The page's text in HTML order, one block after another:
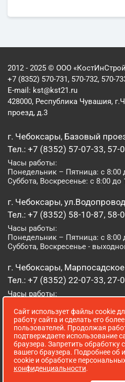
2012 - 2025 © ООО
+7 (8352) 570-731, 570-732, 570-
E-mail: kst@kst21.ru
428000, Республика Чувашия,
проезд, д.3
г. Чебоксары, Базовый
Тел.: +7 (8352) 57-07-33, 57-
Часы работы:
Понедельник – Пятница: с 8:00
Суббота, Воскресенье: с 8:00 до
г. Чебоксары,
Тел.: +7 (8352) 58-10-87, 58-
Часы работы:
Понедельник – Пятница: с 8:00
Суббота, Воскресенье -
г. Чебоксары,
Тел.: +7 (8352) 22-07-33, 27-
Часы работы:
Суббота, Воскресенье: с 8:00 до
г. Йошкар-Ола, ул.
Тел.: (8362) 41-07-31
Часы работы:
Понедельник – Пятница: с 8:00
Сайт использует файлы cookie
работу сайта и сделать его
пользователей. Продолжая
подтверждаете использование
браузера. Запретить обработку
вашего браузера. Подробнее об
cookie и обработке
конфиденциальности.